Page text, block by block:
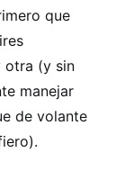
que
otra (y sin
manejar
de volante